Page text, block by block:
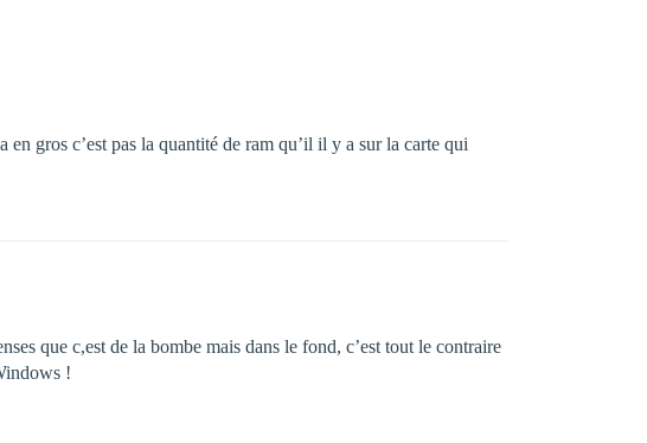
gros c’est pas la quantité de ram qu’il il y a sur la carte qui
que c,est de la bombe mais dans le fond, c’est tout le contraire
!